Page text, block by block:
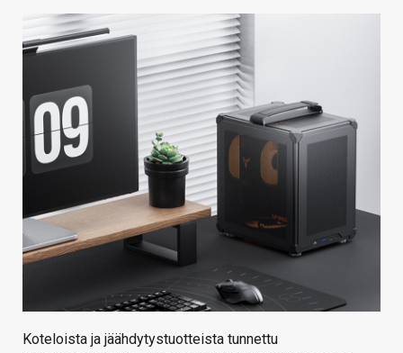
VAIHDA TEEMA
HAKU
Koteloista ja jäähdytystuotteista tunnettu